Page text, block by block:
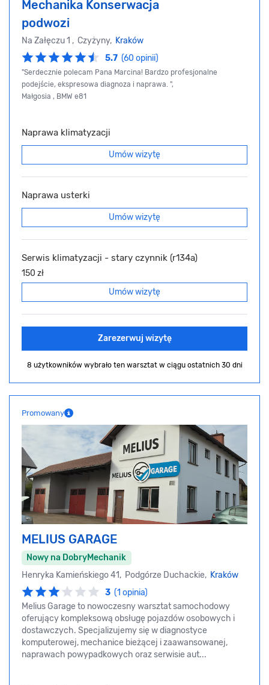
Mechanika Konserwacja
podwozi
Na Załęczu 1 , Czyżyny, Kraków
5.7 (60 opinii)
"Serdecznie polecam Pana Marcina! Bardzo profesjonalne
podejście, ekspresowa diagnoza i naprawa. ",
Małgosia , BMW e81
Naprawa klimatyzacji
Umów wizytę
Naprawa usterki
Umów wizytę
Serwis klimatyzacji - stary czynnik (r134a)
150 zł
Umów wizytę
Zarezerwuj wizytę
8 użytkowników wybrało ten warsztat w ciągu ostatnich 30 dni
Promowany
MELIUS GARAGE
Nowy na DobryMechanik
Henryka Kamieńskiego 41, Podgórze Duchackie, Kraków
3 (1 opinia)
Melius Garage to nowoczesny warsztat samochodowy
oferujący kompleksową obsługę pojazdów osobowych i
dostawczych. Specjalizujemy się w diagnostyce
komputerowej, mechanice bieżącej i zaawansowanej,
naprawach powypadkowych oraz serwisie aut...